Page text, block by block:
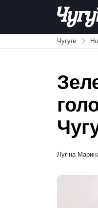
Чугуїв
Лугіна